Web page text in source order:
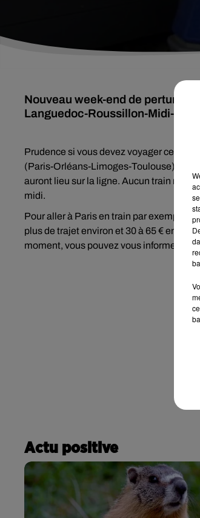
Nouveau week-end de
Languedoc-Roussillon-Midi-
Prudence si vous devez voyager ce
(Paris-Orléans-Limoges-Toulouse) ce
auront lieu sur la ligne. Aucun train ne
midi.
Pour aller à Paris en train par exemple
plus de trajet environ et 30 à 65€ en
moment, vous pouvez vous informer de
Actu positive